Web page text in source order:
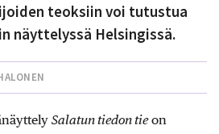
teoksiin voi tutustua
näyttelyssä Helsingissä.
Salatun tiedon tieon